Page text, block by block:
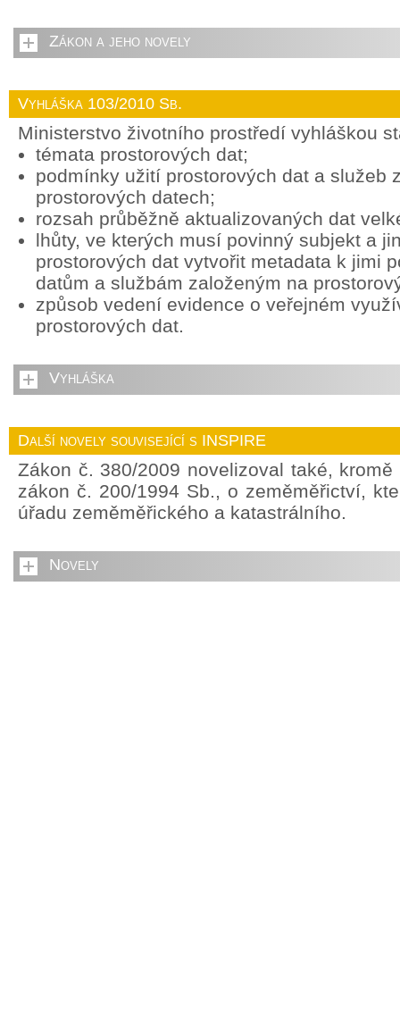
Zákon a jeho novely
Vyhláška 103/2010 Sb.
Ministerstvo životního prostředí vyhláškou
témata prostorových dat;
podmínky užití prostorových dat a služeb
prostorových datech;
rozsah průběžně aktualizovaných dat
lhůty, ve kterých musí povinný subjekt a
prostorových dat vytvořit metadata k jimi
datům a službám založeným na
způsob vedení evidence o veřejném
prostorových dat.
Vyhláška
Další novely související s INSPIRE
Zákon č. 380/2009 novelizoval také,
zákon č. 200/1994 Sb., o zeměměřictví,
úřadu zeměměřického a katastrálního.
Novely